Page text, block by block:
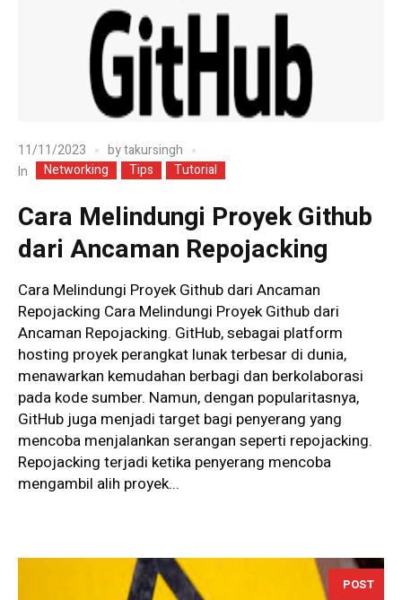
11/11/2023 bytakursingh
In
Networking Tips Tutorial
Cara Melindungi Proyek Github
dari Ancaman Repojacking
Cara Melindungi Proyek Github dari Ancaman
Repojacking Cara Melindungi Proyek Github dari
Ancaman Repojacking. GitHub, sebagai platform
hosting proyek perangkat lunak terbesar di dunia,
menawarkan kemudahan berbagi dan berkolaborasi
pada kode sumber. Namun, dengan popularitasnya,
GitHub juga menjadi target bagi penyerang yang
mencoba menjalankan serangan seperti repojacking.
Repojacking terjadi ketika penyerang mencoba
mengambil alih proyek...
POST